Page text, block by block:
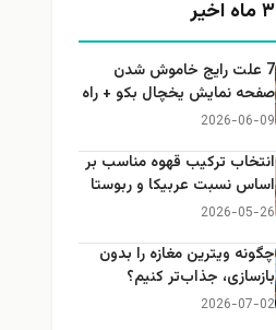
7 علت رایج خاموش شدن
صفحه نمایش یخچال بکو + راه
حل
2026-06-09
انتخاب ترکیب قهوه مناسب بر
اساس نسبت عربیکا و ربوستا
2026-05-26
چگونه ویترین مغازه را بدون
بازسازی، جذاب‌تر کنیم؟
2026-07-02